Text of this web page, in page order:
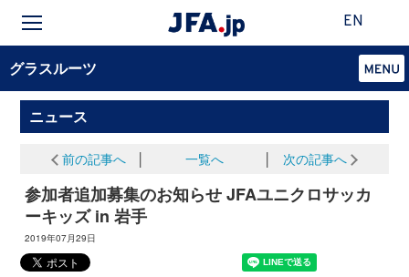
EN
グラスルーツ
ニュース
前の記事へ 一覧へ 次の記事へ
参加者追加募集のお知らせ JFAユニクロサッカ
ーキッズ in 岩手
2019年07月29日